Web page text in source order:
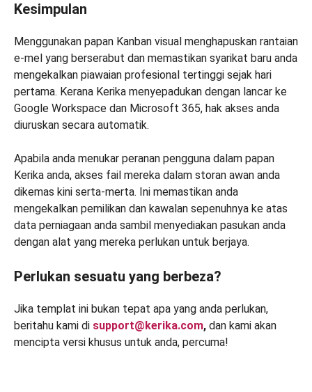
Kesimpulan
Menggunakan papan Kanban visual menghapuskan rantaian
e-mel yang berserabut dan memastikan syarikat baru anda
mengekalkan piawaian profesional tertinggi sejak hari
pertama. Kerana Kerika menyepadukan dengan lancar ke
Google Workspace dan Microsoft 365, hak akses anda
diuruskan secara automatik.
Apabila anda menukar peranan pengguna dalam papan
Kerika anda, akses fail mereka dalam storan awan anda
dikemas kini serta-merta. Ini memastikan anda
mengekalkan pemilikan dan kawalan sepenuhnya ke atas
data perniagaan anda sambil menyediakan pasukan anda
dengan alat yang mereka perlukan untuk berjaya.
Perlukan sesuatu yang berbeza?
Jika templat ini bukan tepat apa yang anda perlukan,
beritahu kami di support@kerika.com, dan kami akan
mencipta versi khusus untuk anda, percuma!